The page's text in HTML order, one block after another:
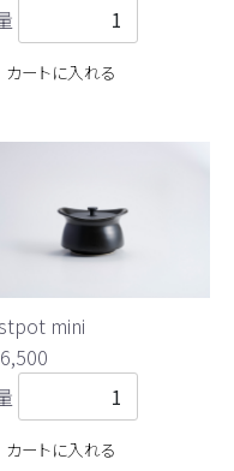
カートに入れる
mini
カートに入れる